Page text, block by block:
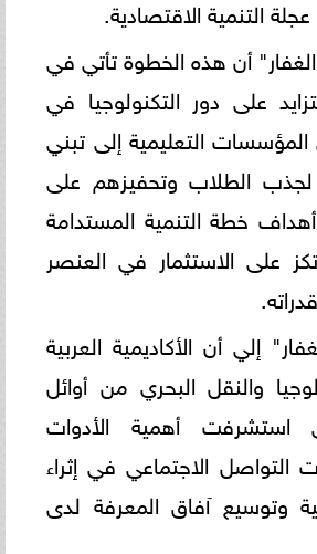
التنمية الاقتصادية.
أن هذه الخطوة تأتي في
على دور التكنولوجيا في
التعليمية إلى تبني
الطلاب وتحفيزهم على
خطة التنمية المستدامة
ترتكز على الاستثمار في العنصر
إلي أن الأكاديمية العربية
والنقل البحري من أوائل
استشرفت أهمية الأدوات
التواصل الاجتماعي في إثراء
وتوسيع آفاق المعرفة لدى